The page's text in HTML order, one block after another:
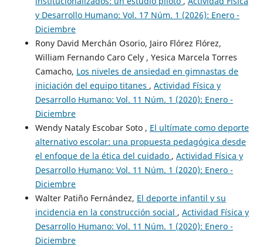
y Desarrollo Humano: Vol. 17 Núm. 1 (2026): Enero -
Diciembre
Rony David Merchán Osorio, Jairo Flórez Flórez,
William Fernando Caro Cely , Yesica Marcela Torres
Camacho, Los niveles de ansiedad en gimnastas de
iniciación del equipo titanes , Actividad Física y
Desarrollo Humano: Vol. 11 Núm. 1 (2020): Enero -
Diciembre
Wendy Nataly Escobar Soto , El ultímate como deporte
alternativo escolar: una propuesta pedagógica desde
el enfoque de la ética del cuidado , Actividad Física y
Desarrollo Humano: Vol. 11 Núm. 1 (2020): Enero -
Diciembre
Walter Patiño Fernández, El deporte infantil y su
incidencia en la construcción social , Actividad Física y
Desarrollo Humano: Vol. 11 Núm. 1 (2020): Enero -
Diciembre